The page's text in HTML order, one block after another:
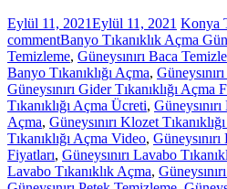
Eylül 11, 2021Eylül 11, 2021 Konya
commentBanyo Tıkanıklık Açma
Temizleme, Güneysınırı Baca
Banyo Tıkanıklığı Açma,
Güneysınırı Gider Tıkanıklığı Açma
Tıkanıklığı Açma Ücreti,
Açma, Güneysınırı Klozet
Tıkanıklığı Açma Video,
Fiyatları, Güneysınırı Lavabo
Lavabo Tıkanıklık Açma,